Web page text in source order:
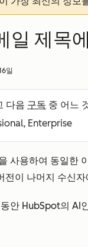
일 제목
일
다음 구독 중 어느
Enterprise
사용하여 동일한
전이 나머지 수신
안 HubSpot의 AI